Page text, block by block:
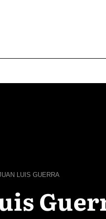
LUIS GUERRA